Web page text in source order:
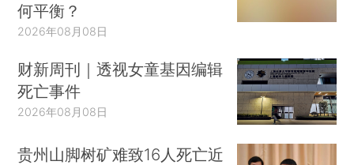
何平衡？
2026年08月08日
财新周刊｜透视女童基因编辑
死亡事件
2026年08月08日
贵州山脚树矿难致16人死亡近